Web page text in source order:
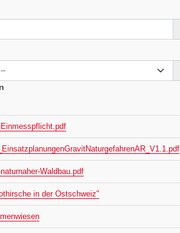
Waldbau.pdf
in der Ostschweiz"